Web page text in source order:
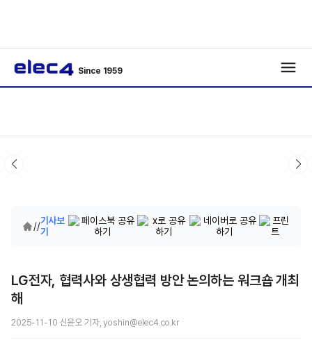
Since 1959
//기사보
기
LG전자, 협력사와 상생협력 방안 논의하는 워크숍 개최
해
2025-11-10 신윤오 기자, yoshin@elec4.co.kr